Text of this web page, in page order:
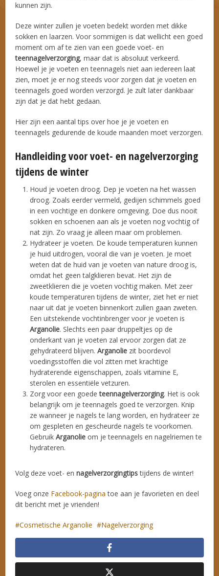
kunnen zijn.
Deze winter zullen je voeten bedekt worden met dikke
sokken en laarzen. Voor sommigen is dat wellicht een goed
moment om af te zien van een goede voet- en
teennagelverzorging, maar dat is absoluut verkeerd.
Hoewel je je voeten en teennagels niet aan iedereen laat
zien, moet je er nog steeds voor zorgen dat je voeten en
teennagels goed worden verzorgd. Je zult later dankbaar
zijn dat je dat hebt gedaan.
Hier zijn een aantal tips over hoe je je voeten en
teennagels gedurende de koude maanden moet verzorgen.
Handleiding voor voet- en nagelverzorging
tijdens de winter
Houd je voeten droog. Dep je voeten na het wassen
droog. Zoals eerder vermeld, gedijen schimmels goed
in een vochtige en donkere omgeving. Doe dus nooit
sokken en schoenen aan als je voeten nog vochtig of
nat zijn. Zo vraag je alleen maar om problemen.
Hydrateer je voeten. De koude temperaturen kunnen
je huid uitdrogen, vooral die van je voeten. Je moet
weten dat de huid van je voeten van nature droog is,
omdat het geen talgklieren bevat. Het zijn de
zweetklieren die je voeten vochtig maken. Met zeer
koude temperaturen tijdens de winter, ziet het er niet
naar uit dat je voeten binnenkort zullen gaan zweten.
Een uitstekende vochtinbrenger voor je voeten is
Arganolie. Slechts een paar druppeltjes op de
onderkant van je voeten zal ervoor zorgen dat ze
gehydrateerd blijven.Arganolie zit boordevol
voedingsstoffen die vol zitten met krachtige
hydraterende eigenschappen, zoals vitamine E,
sterolen en essentiële vetzuren.
Zorg voor een goedeteennagelverzorging. Het is ook
belangrijk om je teennagels goed te verzorgen. Knip
ze wanneer je nagels te lang worden, en hydrateer ze
om gespleten en gescheurde nagels te voorkomen.
GebruikArganolie om je teennagels en nagelriemen te
hydrateren.
Volg deze voet- ennagelverzorgingtipstijdens de winter!
Voeg onze Facebook-pagina toe aan je favorieten en deel
dit bericht met je vrienden!
Cosmetische Arganolie Nagelverzorging